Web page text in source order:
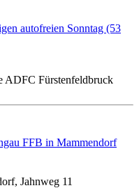
autofreien Sonntag (53
ADFC Fürstenfeldbruck
FFB in Mammendorf
Jahnweg 11